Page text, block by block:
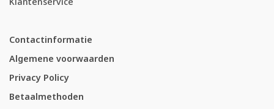
Contactinformatie
Algemene voorwaarden
Privacy Policy
Betaalmethoden